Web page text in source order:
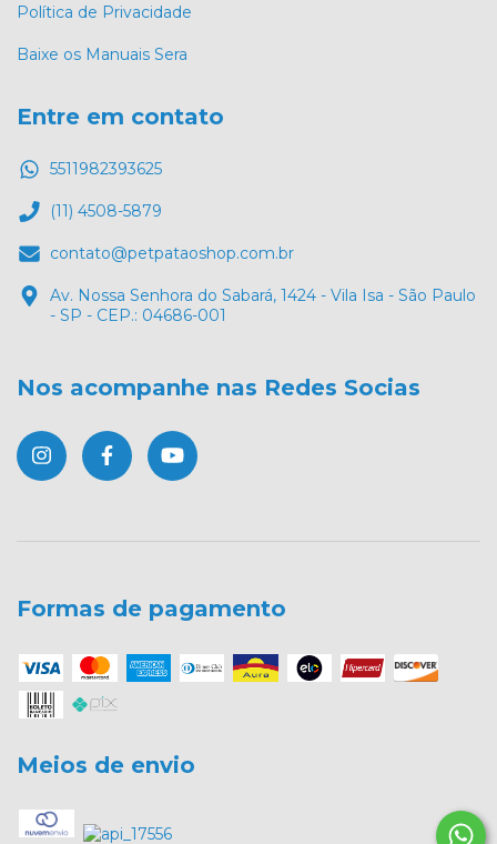
Política de Privacidade
Baixe os Manuais Sera
Entre em contato
5511982393625
(11) 4508-5879
contato@petpataoshop.com.br
Av. Nossa Senhora do Sabará, 1424 - Vila Isa - São Paulo
- SP - CEP.: 04686-001
Nos acompanhe nas Redes Socias
Formas de pagamento
Meios de envio